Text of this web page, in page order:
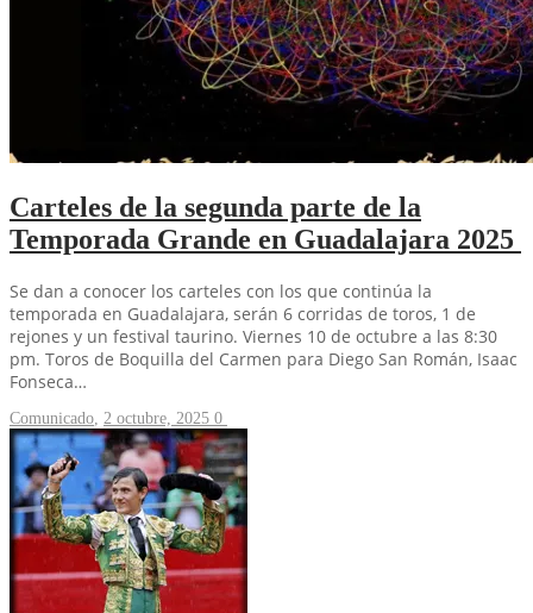
Carteles de la segunda parte de la
Temporada Grande en Guadalajara 2025
Se dan a conocer los carteles con los que continúa la
temporada en Guadalajara, serán 6 corridas de toros, 1 de
rejones y un festival taurino. Viernes 10 de octubre a las 8:30
pm. Toros de Boquilla del Carmen para Diego San Román, Isaac
Fonseca…
Comunicado, 2 octubre, 2025 0